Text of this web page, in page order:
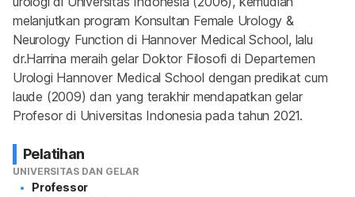
melanjutkan program Konsultan Female Urology &
Neurology Function di Hannover Medical School, lalu
dr.Harrina meraih gelar Doktor Filosofi di Departemen
Urologi Hannover Medical School dengan predikat cum
laude (2009) dan yang terakhir mendapatkan gelar
Profesor di Universitas Indonesia pada tahun 2021.
Pelatihan
UNIVERSITAS DAN GELAR
Professor